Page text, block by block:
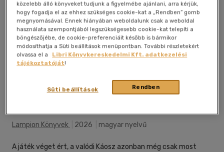
Kívánságlistához adom
Lampion Könyvek 2026 magyar nyelvű
A játék véget ért, a valódi Káosz azonban még csak most
közelebb álló könyveket tudjunk a figyelmébe ajánlani, arra kérjük,
hogy fogadja el az ehhez szükséges cookie-kat a „Rendben” gomb
megnyomásával. Ennek hiányában weboldalunk csak a weboldal
használata szempontjából legszükségesebb cookie-kat telepíti a
böngészőjébe, de cookie-preferenciáit később is bármikor
módosíthatja a Süti beállítások menüpontban. További részletekért
olvassa el a
Libri Könyvkereskedelmi Kft. adatkezelési
tájékoztatóját!
Rendben
Süti beállítások